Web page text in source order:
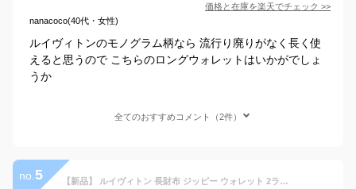
価格と在庫を楽天でチェック >>
nanacoco(40代・女性)
ルイヴィトンのモノグラム柄なら 流行り廃りがなく長く使
えると思うので こちらのロングウォレットはいかがでしょ
うか
全てのおすすめコメント（2件）
no. 5 【新品】 ルイヴィトン 長財布 ジッピー ウォレット 2ライン ジャイアント モノグラム リバース ブラウン レザー ルイヴィトン ラウンドファスナー長財布 LOUIS VUITTON ルイヴィトン 財布 レディース メンズ おしゃれ 大容量 カード12 ブランド プレゼント 送料無料